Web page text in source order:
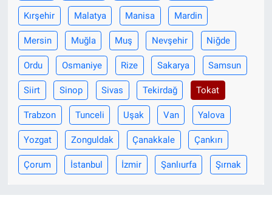
Kırşehir Malatya Manisa Mardin
Mersin Muğla Muş Nevşehir Niğde
Ordu Osmaniye Rize Sakarya Samsun
Siirt Sinop Sivas Tekirdağ Tokat
Trabzon Tunceli Uşak Van Yalova
Yozgat Zonguldak Çanakkale Çankırı
Çorum İstanbul İzmir Şanlıurfa Şırnak